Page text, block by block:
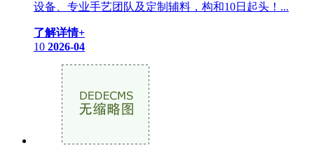
设备、专业手艺团队及定制辅料，构和10日起头！...
了解详情+
10 2026-04